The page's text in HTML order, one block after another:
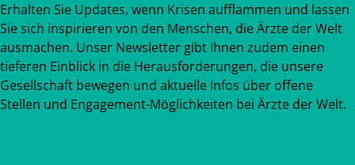
Erhalten Sie Updates, wenn Krisen aufflammen und lassen
Sie sich inspirieren von den Menschen, die Ärzte der Welt
ausmachen. Unser Newsletter gibt Ihnen zudem einen
tieferen Einblick in die Herausforderungen, die unsere
Gesellschaft bewegen und aktuelle Infos über offene
Stellen und Engagement-Möglichkeiten bei Ärzte der Welt.